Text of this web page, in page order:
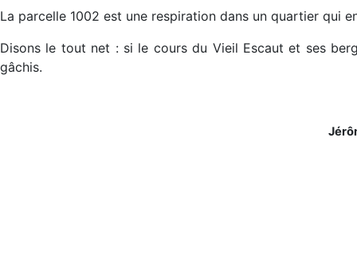
La parcelle 1002 est une respiration dans un quartier qui
Disons le tout net : si le cours du Vieil Escaut et ses
gâchis.